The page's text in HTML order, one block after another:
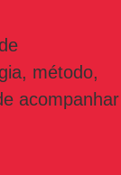
método,
acompanhar